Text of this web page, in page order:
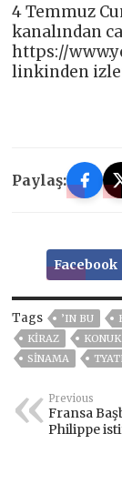
4 Temmuz
kanalından
https://
linkinden
Paylaş:
Facebook
Tags ’IN BU
KİRAZ
KONUK
SINAMA
Previous
Fransa
Philippe